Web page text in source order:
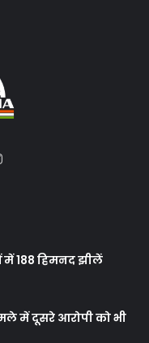
Instagram
में 188 हिमनद झीलें
में दूसरे आरोपी को भी